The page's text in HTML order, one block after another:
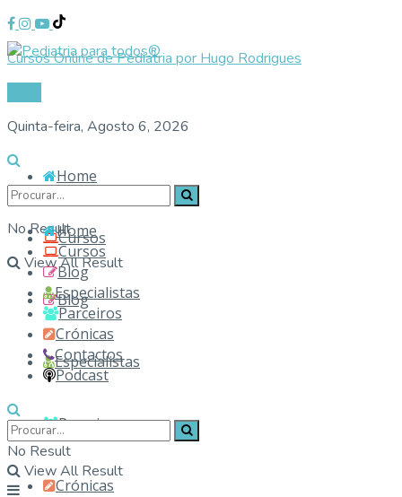
Cursos Online de Pediatria por Hugo Rodrigues
Quinta-feira, Agosto 6, 2026
No Result
View All Result
Home
Cursos
Blog
Especialistas
Parceiros
Crónicas
Home
Cursos
Blog
Especialistas
Parceiros
Crónicas
Contactos
Podcast
No Result
View All Result